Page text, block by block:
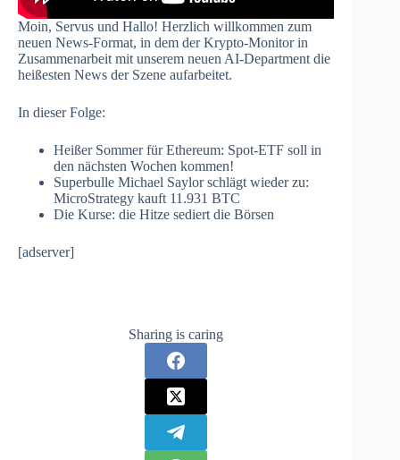
Moin, Servus und Hallo! Herzlich willkommen zum
neuen News-Format, in dem der Krypto-Monitor in
Zusammenarbeit mit unserem neuen AI-Department die
heißesten News der Szene aufarbeitet.
In dieser Folge:
Heißer Sommer für Ethereum: Spot-ETF soll in
den nächsten Wochen kommen!
Superbulle Michael Saylor schlägt wieder zu:
MicroStrategy kauft 11.931 BTC
Die Kurse: die Hitze sediert die Börsen
[adserver]
Sharing is caring